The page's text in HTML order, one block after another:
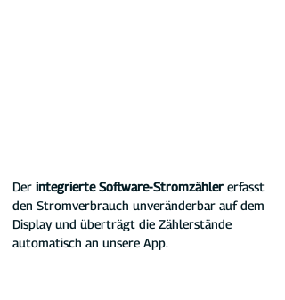
Der integrierte Software-Stromzähler erfasst
den Stromverbrauch unveränderbar auf dem
Display und überträgt die Zählerstände
automatisch an unsere App.